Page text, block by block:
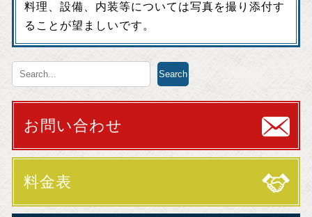
料理、設備、内装等については写真を撮り添付す
ることが望ましいです。
お問い合わせ
料金表